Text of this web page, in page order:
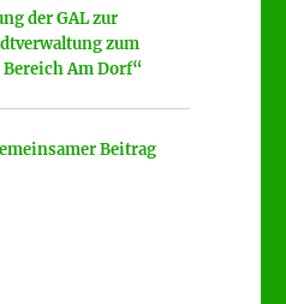
der GAL zur
zum
Am Dorf“
Beitrag